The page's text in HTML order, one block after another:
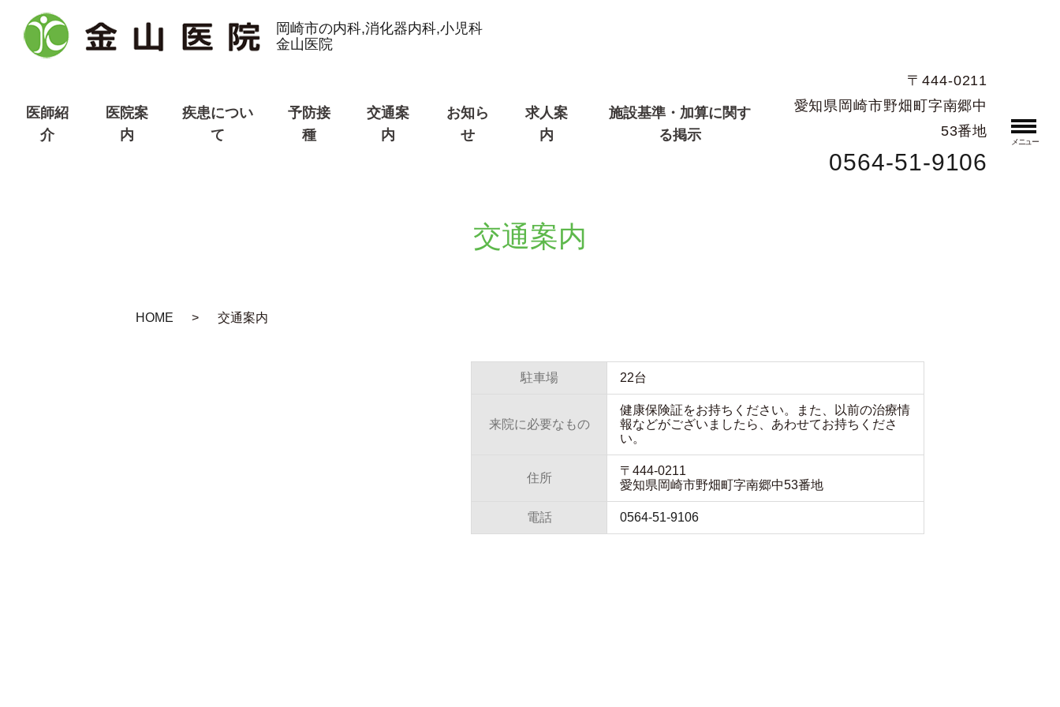
岡崎市の内科,消化器内科,小児科
金山医院
医師紹
介
医院案
内
疾患につい
て
予防接
種
交通案
内
お知ら
せ
求人案
内
施設基準・加算に関す
る掲示
〒444-0211
愛知県岡崎市野畑町字南郷中
53番地
0564-51-9106
メニュー
交通案内
HOME 交通案内
駐車場 22台
来院に必要なもの
健康保険証をお持ちください。また、以前の治療情
報などがございましたら、あわせてお持ちくださ
い。
住所
〒444-0211
愛知県岡崎市野畑町字南郷中53番地
電話 0564-51-9106